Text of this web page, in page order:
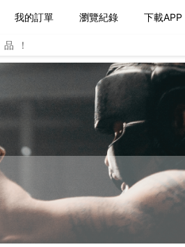
我的訂單 瀏覽紀錄 下載APP
！